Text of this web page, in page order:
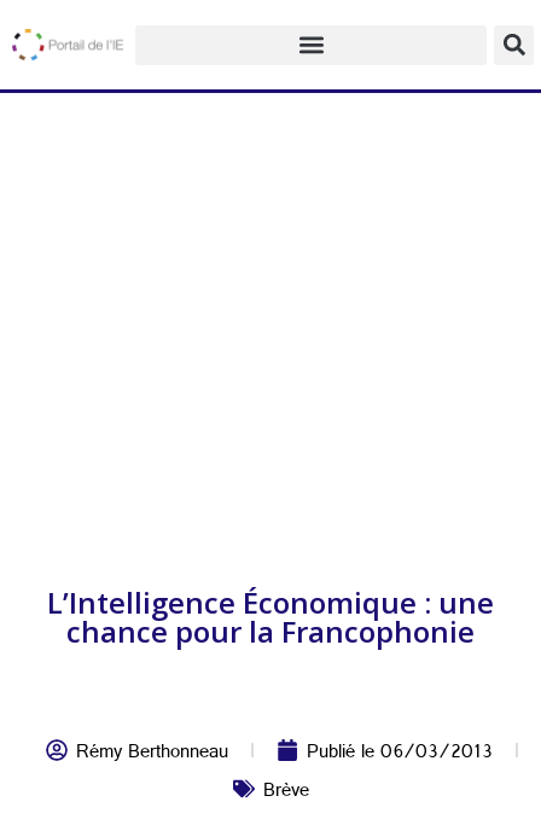
L’Intelligence Économique : une
chance pour la Francophonie
Rémy Berthonneau Publié le06/03/2013
Brève